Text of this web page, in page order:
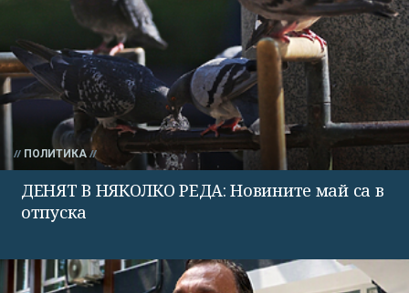
ПОЛИТИКА
ДЕНЯТ В НЯКОЛКО РЕДА: Новините май са в
отпуска